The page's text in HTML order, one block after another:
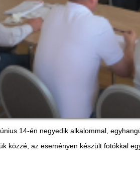
14-én negyedik alkalommal,
közzé, az eseményen készült fotókkal